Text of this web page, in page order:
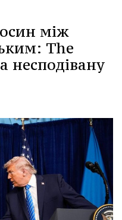
між
The
несподівану